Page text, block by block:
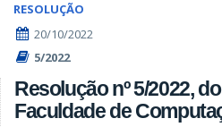
RESOLUÇÃO
20/10/2022
5/2022
Resolução nº 5/2022,
Faculdade de